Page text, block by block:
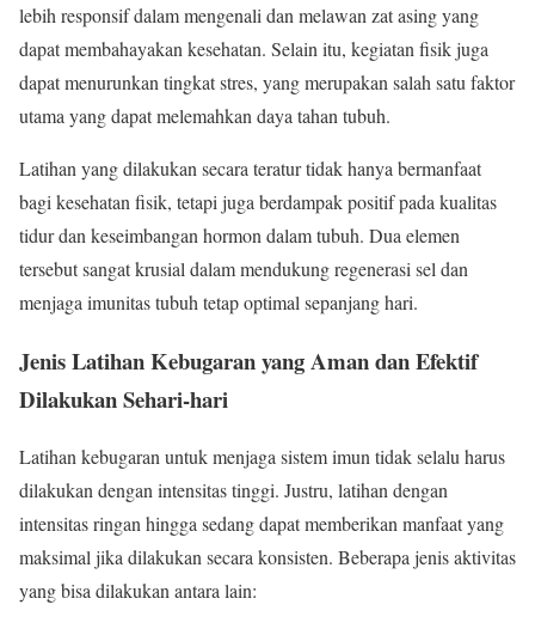
lebih responsif dalam mengenali dan melawan zat asing yang
dapat membahayakan kesehatan. Selain itu, kegiatan fisik juga
dapat menurunkan tingkat stres, yang merupakan salah satu faktor
utama yang dapat melemahkan daya tahan tubuh.
Latihan yang dilakukan secara teratur tidak hanya bermanfaat
bagi kesehatan fisik, tetapi juga berdampak positif pada kualitas
tidur dan keseimbangan hormon dalam tubuh. Dua elemen
tersebut sangat krusial dalam mendukung regenerasi sel dan
menjaga imunitas tubuh tetap optimal sepanjang hari.
Jenis Latihan Kebugaran yang Aman dan Efektif
Dilakukan Sehari-hari
Latihan kebugaran untuk menjaga sistem imun tidak selalu harus
dilakukan dengan intensitas tinggi. Justru, latihan dengan
intensitas ringan hingga sedang dapat memberikan manfaat yang
maksimal jika dilakukan secara konsisten. Beberapa jenis aktivitas
yang bisa dilakukan antara lain: